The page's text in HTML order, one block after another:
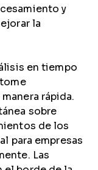
y
la
en tiempo
rápida.
sobre
de los
para empresas
Las